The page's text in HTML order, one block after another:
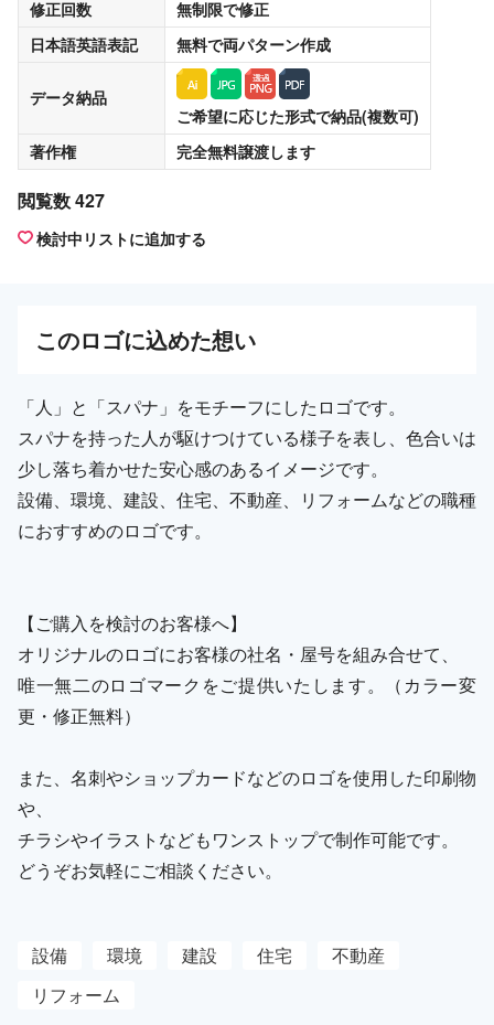
修正回数
無制限で修正
日本語英語表記
無料で両パターン作成
データ納品
ご希望に応じた形式で納品(複数可)
著作権
完全無料譲渡します
閲覧数 427
検討中リストに追加する
このロゴに込めた想い
「人」と「スパナ」をモチーフにしたロゴです。
スパナを持った人が駆けつけている様子を表し、色合いは
少し落ち着かせた安心感のあるイメージです。
設備、環境、建設、住宅、不動産、リフォームなどの職種
におすすめのロゴです。
【ご購入を検討のお客様へ】
オリジナルのロゴにお客様の社名・屋号を組み合せて、
唯一無二のロゴマークをご提供いたします。（カラー変
更・修正無料）
また、名刺やショップカードなどのロゴを使用した印刷物
や、
チラシやイラストなどもワンストップで制作可能です。
どうぞお気軽にご相談ください。
設備 環境 建設 住宅
不動産
リフォーム